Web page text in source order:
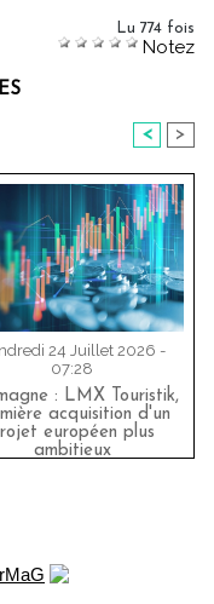
Lu 774 fois
Notez
< >
24 Juillet 2026 -
07:28
: LMX Touristik,
acquisition d'un
européen plus
ambitieux